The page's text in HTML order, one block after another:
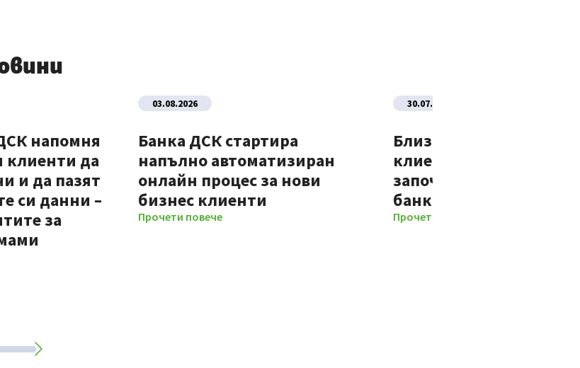
напомня
клиенти да
и да пазят
си данни –
за
03.08.2026
Банка ДСК стартира
напълно автоматизиран
онлайн процес за нови
бизнес клиенти
Прочети повече
30.07.2026
Близо 70% от новите
клиенти на Банка ДСК
започват отношенията
банката изцяло
Прочети повече